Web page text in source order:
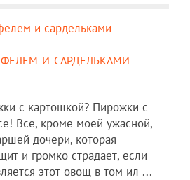
и сардельками
с картошкой? Пирожки с
Все, кроме моей ужасной,
дочери, которая
и громко страдает, если
этот овощ в том ил ...